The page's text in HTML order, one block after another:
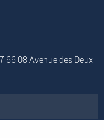
66 08 Avenue des Deux